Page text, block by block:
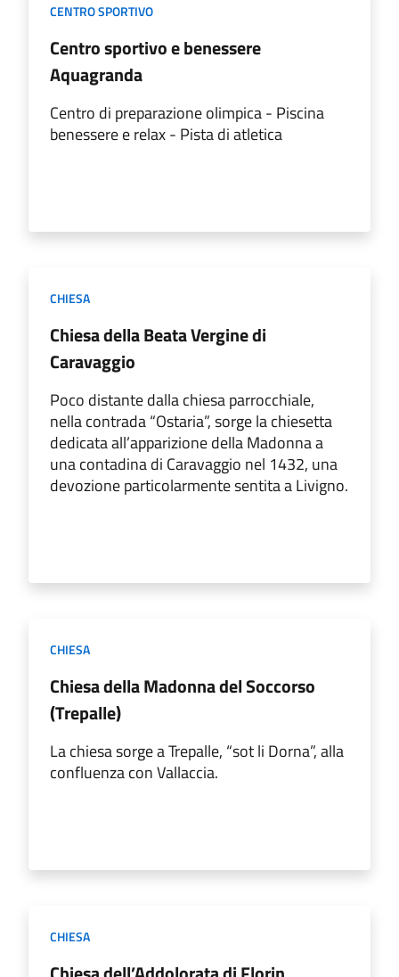
CENTRO SPORTIVO
Centro sportivo e benessere
Aquagranda
Centro di preparazione olimpica - Piscina
benessere e relax - Pista di atletica
CHIESA
Chiesa della Beata Vergine di
Caravaggio
Poco distante dalla chiesa parrocchiale,
nella contrada “Ostaria”, sorge la chiesetta
dedicata all’apparizione della Madonna a
una contadina di Caravaggio nel 1432, una
devozione particolarmente sentita a Livigno.
CHIESA
Chiesa della Madonna del Soccorso
(Trepalle)
La chiesa sorge a Trepalle, “sot li Dorna”, alla
confluenza con Vallaccia.
CHIESA